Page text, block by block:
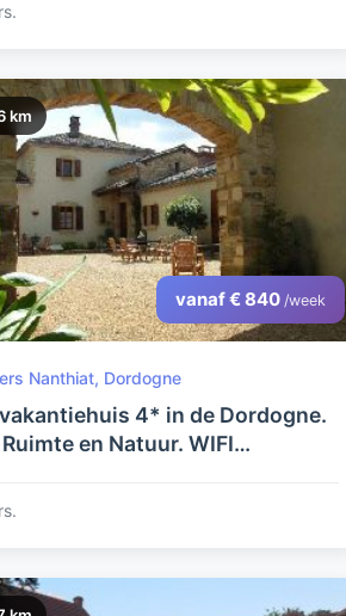
km
vanaf € 840 /week
Nanthiat, Dordogne
4* in de Dordogne.
en Natuur. WIFI